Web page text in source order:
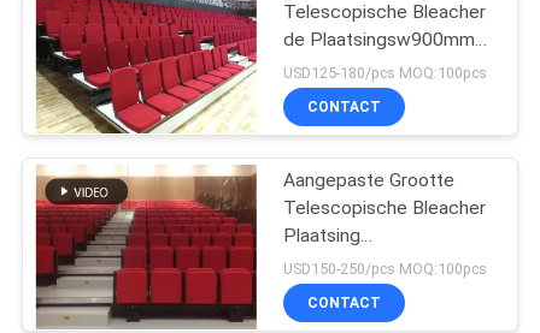
Lezing Hall Chair
With Desk
de stoelen van het
Telescopische Bleacher
de Plaatsingsw900mm
Stap van de
Plaatsingstribune
USD125-180/pcs MOQ:100pcs
CONTACT
Aangepaste Grootte
Telescopische Bleacher
Plaatsing
Gemotoriseerde
Bleachers 300mm
Staphoogte
USD150-250/pcs MOQ:100pcs
CONTACT